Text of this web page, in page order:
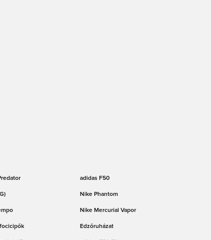
adidas F50
Nike Phantom
Nike Mercurial Vapor
Edzőruházat